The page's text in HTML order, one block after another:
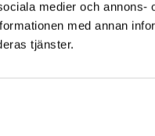
medier och
med annan
tjänster.